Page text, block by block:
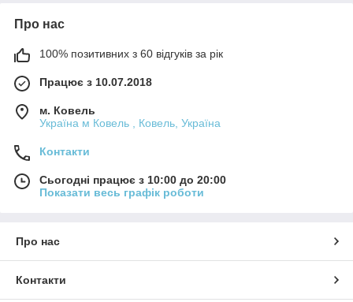
Про нас
100% позитивних з 60 відгуків за рік
Працює з 10.07.2018
м. Ковель
Україна м Ковель , Ковель, Україна
Контакти
Сьогодні працює з 10:00 до 20:00
Показати весь графік роботи
Про нас
Контакти